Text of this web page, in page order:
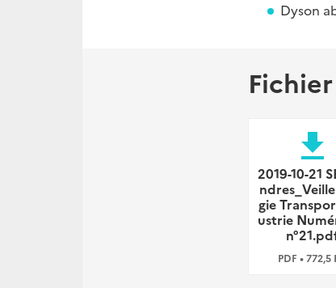
Dyson
file_download
2019-10-21
gie
ustrie
PDF • 772,5